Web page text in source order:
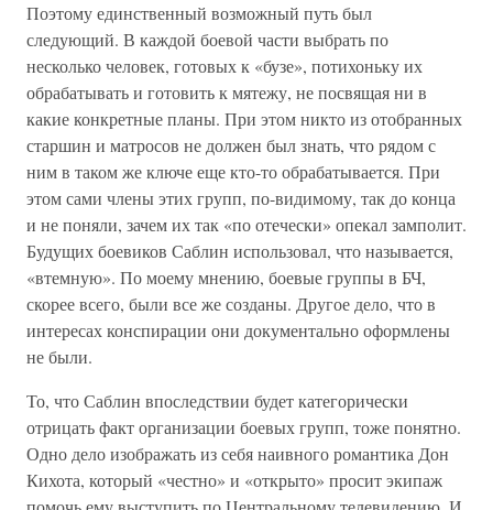
Поэтому единственный возможный путь был
следующий. В каждой боевой части выбрать по
несколько человек, готовых к «бузе», потихоньку их
обрабатывать и готовить к мятежу, не посвящая ни в
какие конкретные планы. При этом никто из отобранных
старшин и матросов не должен был знать, что рядом с
ним в таком же ключе еще кто-то обрабатывается. При
этом сами члены этих групп, по-видимому, так до конца
и не поняли, зачем их так «по отечески» опекал замполит.
Будущих боевиков Саблин использовал, что называется,
«втемную». По моему мнению, боевые группы в БЧ,
скорее всего, были все же созданы. Другое дело, что в
интересах конспирации они документально оформлены
не были.
То, что Саблин впоследствии будет категорически
отрицать факт организации боевых групп, тоже понятно.
Одно дело изображать из себя наивного романтика Дон
Кихота, который «честно» и «открыто» просит экипаж